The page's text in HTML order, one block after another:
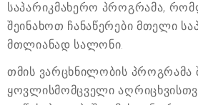
საპარიკმახერო პროგრამა,
შეინახოთ ჩანაწერები მთელი
მთლიანად სალონი.
თმის ვარცხნილობის პროგრამა
ყოვლისმომცველი